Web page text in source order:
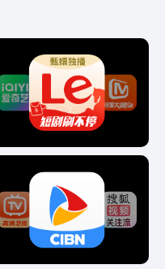
更新。央视少儿、卡酷
多个少儿频道等你来，
爸》等精彩动画播不
《味道》《百家讲坛》
门大吉》《中国舆论场》
：有cctv5直播，还有
、cctv5+、广东体
、风云足球等各种体育
NBA、中超、英超、亚
、西甲、意甲、德甲、法
洲杯、美洲杯、世界杯预
类世锦赛，你与赛场之
器的距离。看热点新
、cctv13一手新闻资
直播间、朝闻天下、新
谈、防务新观察、珠江新
、中国电影报道、体坛快
，全球热点及时掌握。